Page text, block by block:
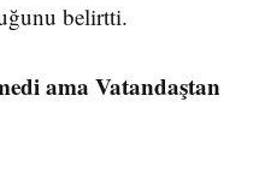
belirtti.
ama Vatandaştan